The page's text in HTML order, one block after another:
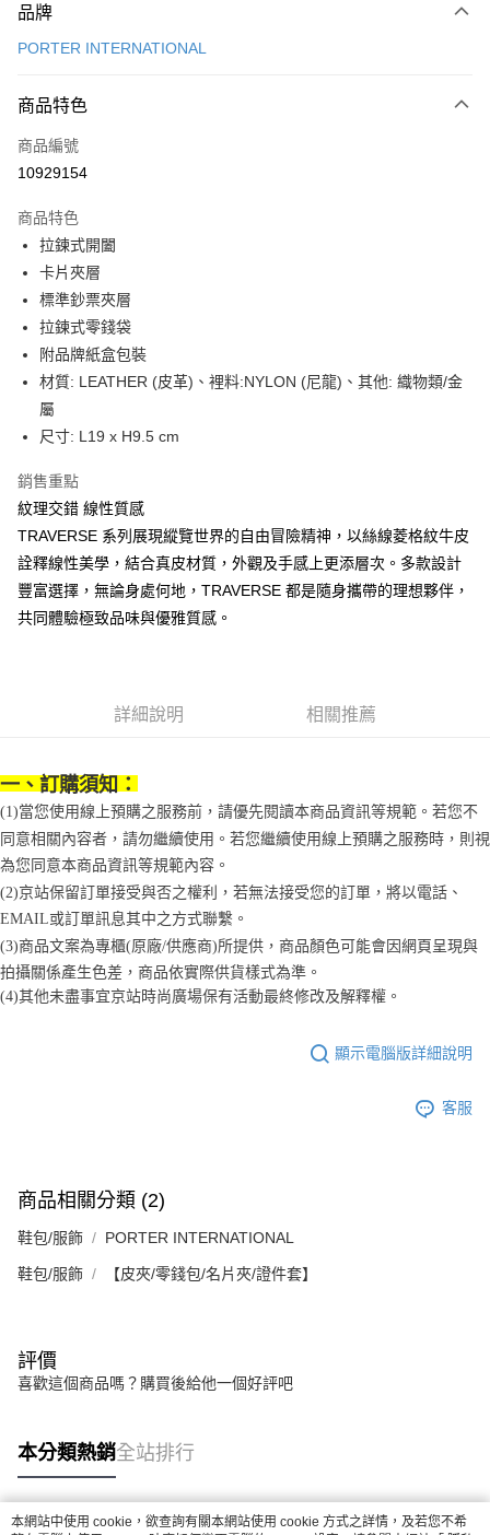
信用卡一次付款
6 期 0 利率 每期
合作金庫商業銀行
上海商業儲蓄銀行
臺灣中小企業銀行
匯豐（台灣）商業銀行
聯邦商業銀行
元大商業銀行
玉山商業銀行
台灣樂天信用卡公司
LINE Pay
Apple Pay
街口支付
悠遊付
Google Pay
全盈+PAY
大哥付你分期
相關說明
【大哥付你分期使用說明】
2.付款方式選擇「大哥付你分期」，訂單成立後會自動跳轉到大哥付的交易
成交易。
3.實際核准額度、可分期數及費用金額請依後續交易確認頁面所載為準。
4.訂單成立30分鐘內，如未前往確認交易或遇審核未通過，訂單將自動取
消。如遇「轉專審核」未通過狀況，表示未達大哥付你分期系統評分，恕無
法說明評估內容。
【繳款方式說明】
用戶於交易時，得透過本服務購買商品或服務，並由商店將買賣／分期付款
買賣價金債權讓與本公司後，依約使用本公司帳單繳交帳款。
2.基於同意付款使用「大哥付你分期」之契約關係目的，商店將以您的個人
資料（包含姓名、電話或地址）提供予台灣大哥大進項蒐集、處理及利用，
由本公司與您本人進行分期帳單所需資料之確認、核對及更正。
3.完整用戶服務條款，請詳閱以下連結：
相關說明
【關於「AFTEE先享後付」】
便利好安心！
１．簡單：不需註冊會員、不需綁卡、不需儲值。
２．便利：只要手機號碼，簡訊認證，即可結帳。
３．安心：先確認商品／服務後，再付款。
３．收到繳費通知簡訊後14天內，點擊此簡訊中的連結，可透過四大超商／
購買商品的店家。未經商家同意取消之訂單仍視為有效，需透過AFTEE先享
※ 交易是否成功請以「AFTEE先享後付 」之結帳頁面顯示為準，若有關於
是否繳費成功／繳費後需取消欲退款等相關疑問，請聯繫「AFTEE先享後付
客戶支援中心」https://netprotections.freshdesk.com/support/home
【注意事項】
１．透過由恩沛科技股份有限公司提供之「AFTEE先享後付」服務完成之交
易，需依本服務之必要範圍內提供個人資料，並將交易相關給付款項請求債
權轉讓予恩沛科技股份有限公司。
２．關於個人資料處理事宜，請瀏覽以下網址：
https://aftee.tw/terms/#terms3
ATM付款
運送方式
付款後全家取貨
每筆NT$70，滿NT$1,000(含以上)免運費
每筆NT$100，滿NT$1,200(含以上)免運費
京站台北店客服中心(1F星巴克旁) 即日起不提供京站紙袋，取件時
請自備購物袋，若需購買紙袋可現場詢問
免運費
品牌
PORTER INTERNATIONAL
商品特色
商品編號
10929154
商品特色
拉鍊式開闔
卡片夾層
標準鈔票夾層
拉鍊式零錢袋
附品牌紙盒包裝
材質: LEATHER (皮革)、裡料:NYLON (尼龍)、其他: 織物類/金
屬
尺寸: L19 x H9.5 cm
銷售重點
紋理交錯 線性質感
TRAVERSE 系列展現縱覽世界的自由冒險精神，以絲線菱格紋牛皮
詮釋線性美學，結合真皮材質，外觀及手感上更添層次。多款設計
豐富選擇，無論身處何地，TRAVERSE 都是隨身攜帶的理想夥伴，
共同體驗極致品味與優雅質感。
詳細說明 相關推薦
一、訂購須知：
(1)當您使用線上預購之服務前，請優先閱讀本商品資訊等規範。若您不
同意相關內容者，請勿繼續使用。若您繼續使用線上預購之服務時，則視
為您同意本商品資訊等規範內容。
(2)京站保留訂單接受與否之權利，若無法接受您的訂單，將以電話、
EMAIL或訂單訊息其中之方式聯繫。
(3)商品文案為專櫃(原廠/供應商)所提供，商品顏色可能會因網頁呈現與
拍攝關係產生色差，商品依實際供貨樣式為準。
(4)其他未盡事宜京站時尚廣場保有活動最終修改及解釋權。
顯示電腦版詳細說明
客服
商品相關分類 (2)
鞋包/服飾 PORTER INTERNATIONAL
鞋包/服飾 【皮夾/零錢包/名片夾/證件套】
評價
喜歡這個商品嗎？購買後給他一個好評吧
本分類熱銷全站排行
本網站中使用 cookie，欲查詢有關本網站使用 cookie 方式之詳情，及若您不希